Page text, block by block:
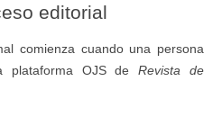
editorial
comienza cuando una persona
plataforma OJS deRevista de